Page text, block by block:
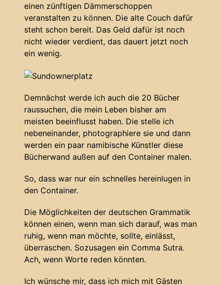
einen zünftigen Dämmerschoppen
veranstalten zu können. Die alte Couch dafür
steht schon bereit. Das Geld dafür ist noch
nicht wieder verdient, das dauert jetzt noch
ein wenig.
Demnächst werde ich auch die 20 Bücher
raussuchen, die mein Leben bisher am
meisten beeinflusst haben. Die stelle ich
nebeneinander, photographiere sie und dann
werden ein paar namibische Künstler diese
Bücherwand außen auf den Container malen.
So, dass war nur ein schnelles hereinlugen in
den Container.
Die Möglichkeiten der deutschen Grammatik
können einen, wenn man sich darauf, was man
ruhig, wenn man möchte, sollte, einlässt,
überraschen. Sozusagen ein Comma Sutra.
Ach, wenn Worte reden könnten.
Ich wünsche mir, dass ich mich mit Gästen